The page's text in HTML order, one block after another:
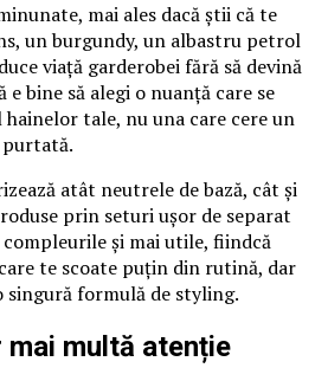
mai ales dacă știi că te
un burgundy, un albastru petrol
viață garderobei fără să devină
bine să alegi o nuanță care se
tale, nu una care cere un
purtată.
atât neutrele de bază, cât și
prin seturi ușor de separat
și mai utile, fiindcă
te scoate puțin din rutină, dar
singură formulă de styling.
mai multă atenție